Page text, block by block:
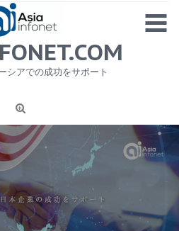
1
著作権について
シアでの成功をサポート